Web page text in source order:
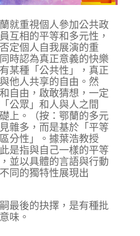
就重視個人參加公共政
互相的平等和多元性，
定個人自我展演的重
時認為真正意義的快樂
某種「公共性」，真正
他人共享的自由。然
自由，啟敢猜想，一定
公眾」和人與人之間
上。（按：鄂蘭的多元
雜多，而是基於「平等
分性」。據葉浩教授
是指與自己一樣的平等
並以具體的言語與行動
同的獨特性展現出
最後的抉擇，是有種批
味。